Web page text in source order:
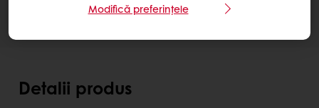
Detalii produs
Modifică preferințele